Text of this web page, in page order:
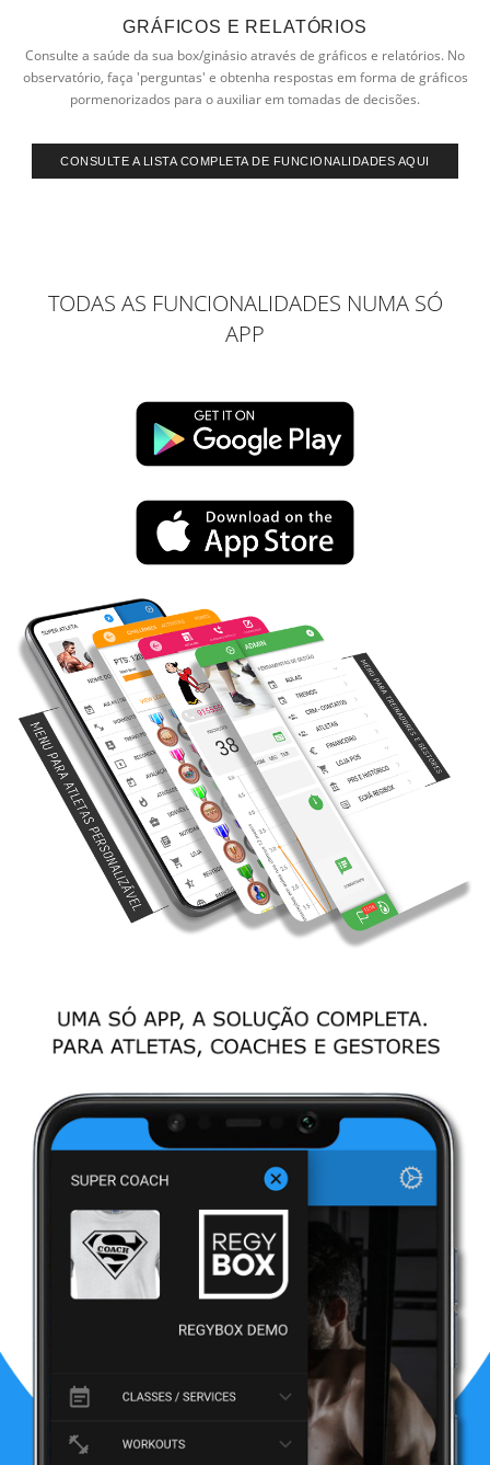
GRÁFICOS E RELATÓRIOS
Consulte a saúde da sua box/ginásio através de gráficos e relatórios. No
observatório, faça 'perguntas' e obtenha respostas em forma de gráficos
pormenorizados para o auxiliar em tomadas de decisões.
CONSULTE A LISTA COMPLETA DE FUNCIONALIDADES AQUI
TODAS AS FUNCIONALIDADES NUMA SÓ
APP